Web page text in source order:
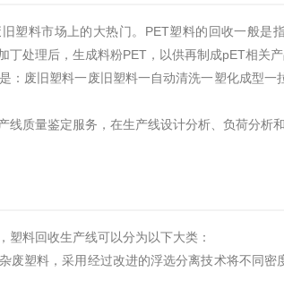
塑料市场上的大热门。PET塑料的回收一般是
处理后，生成料粉PET，以供再制成pET相关产
：废旧塑料一废旧塑料一自动清洗一塑化成型一
线质量鉴定服务，在生产线设计分析、负荷分析
塑料回收生产线可以分为以下大类：
废塑料，采用经过改进的浮选分离技术将不同